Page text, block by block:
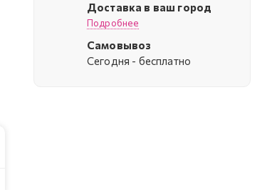
Доставка в ваш город
Подробнее
Самовывоз
Cегодня - бесплатно